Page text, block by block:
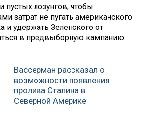
пустых лозунгов, чтобы
затрат не пугать американского
и удержать Зеленского от
в предвыборную кампанию
Вассерман рассказал о
возможности появления
пролива Сталина в
Северной Америке